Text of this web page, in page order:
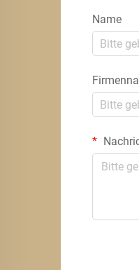
Name